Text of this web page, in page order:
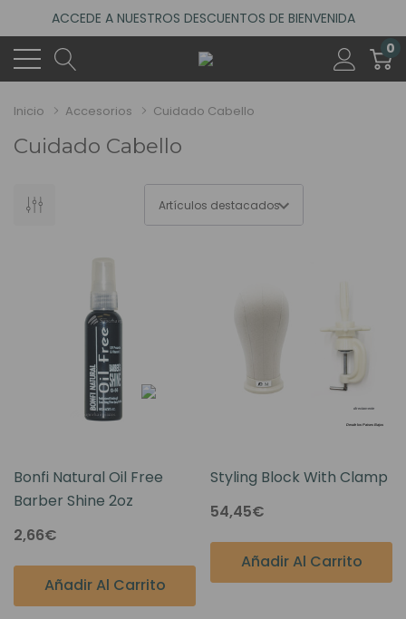
ACCEDE A NUESTROS DESCUENTOS DE BIENVENIDA
4.6
VISITA NUESTRO NUEVO SALÓN EN MADRID
0
Inicio Accesorios Cuidado Cabello
Cuidado Cabello
Bonfi Natural Oil Free
Barber Shine 2oz
2,66€
Añadir Al Carrito
Styling Block With Clamp
54,45€
Añadir Al Carrito